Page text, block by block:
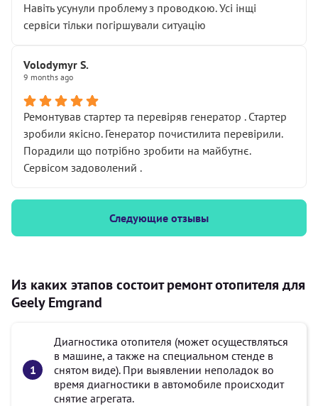
Навіть усунули проблему з проводкою. Усі інщі
сервіси тільки погіршували ситуацію
Volodymyr S.
9 months ago
Ремонтував стартер та перевіряв генератор . Стартер
зробили якісно. Генератор почистилита перевірили.
Порадили що потрібно зробити на майбутнє.
Сервісом задоволений .
Следующие отзывы
Из каких этапов состоит ремонт отопителя для
Geely Emgrand
Диагностика отопителя (может осуществляться
в машине, а также на специальном стенде в
снятом виде). При выявлении неполадок во
время диагностики в автомобиле происходит
снятие агрегата.